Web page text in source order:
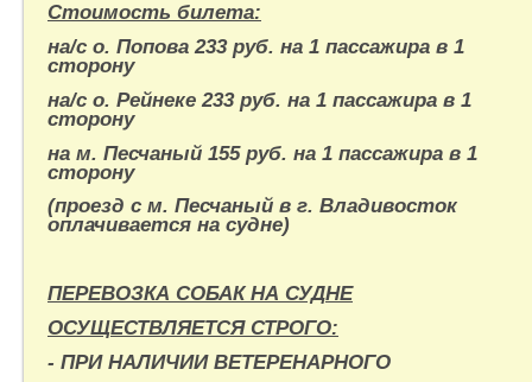
Стоимость билета:
на/с о. Попова 233 руб. на 1 пассажира в 1
сторону
на/с о. Рейнеке 233 руб. на 1 пассажира в 1
сторону
на м. Песчаный 155 руб. на 1 пассажира в 1
сторону
(проезд с м. Песчаный в г. Владивосток
оплачивается на судне)
ПЕРЕВОЗКА СОБАК НА СУДНЕ
ОСУЩЕСТВЛЯЕТСЯ СТРОГО:
- ПРИ НАЛИЧИИ ВЕТЕРЕНАРНОГО